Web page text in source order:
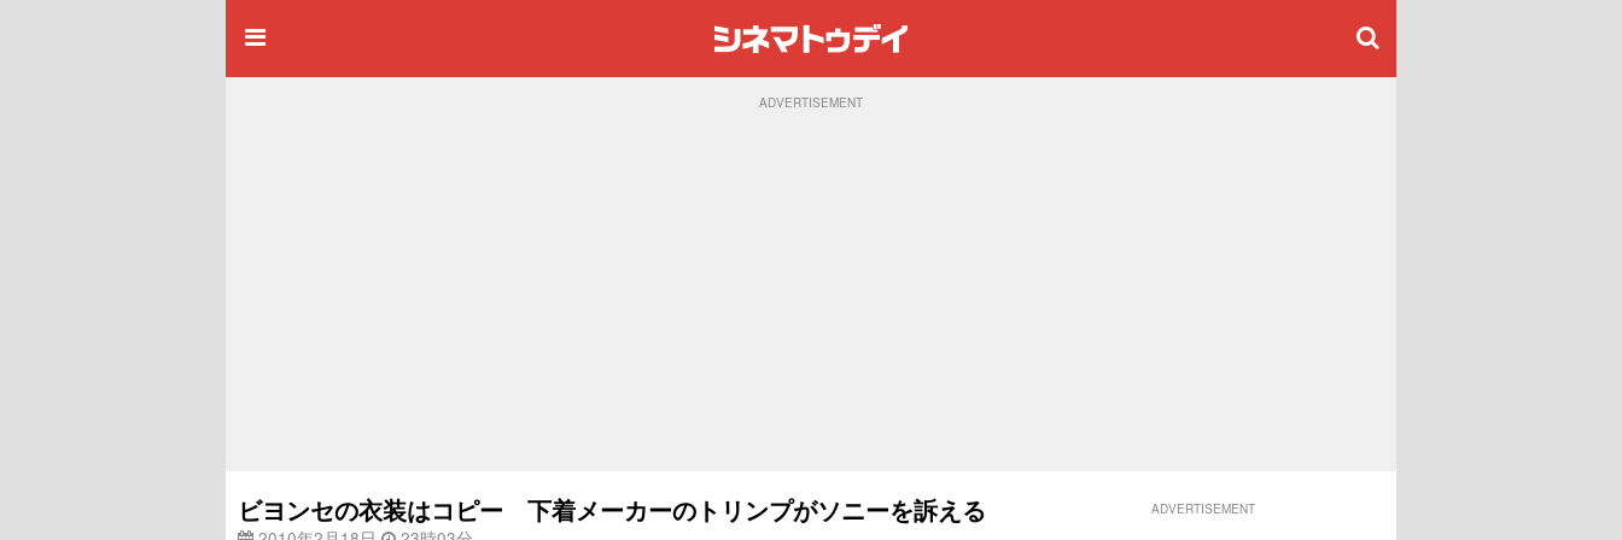
ADVERTISEMENT
ビヨンセの衣装はコピー 下着メーカーのトリンプがソニーを訴える ADVERTISEMENT